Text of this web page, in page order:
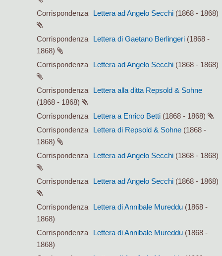
Corrispondenza Lettera ad Angelo Secchi (1868 - 1868)
Corrispondenza Lettera di Gaetano Berlingeri (1868 -
1868)
Corrispondenza
Lettera ad Angelo Secchi (1868 - 1868)
Corrispondenza
Lettera alla ditta Repsold & Sohne
(1868 - 1868)
Corrispondenza
Lettera a Enrico Betti (1868 - 1868)
Corrispondenza
Lettera di Repsold & Sohne (1868 -
1868)
Corrispondenza
Lettera ad Angelo Secchi (1868 - 1868)
Corrispondenza Lettera ad Angelo Secchi (1868 - 1868)
Corrispondenza Lettera di Annibale Mureddu (1868 -
1868)
Corrispondenza
Lettera di Annibale Mureddu (1868 -
1868)